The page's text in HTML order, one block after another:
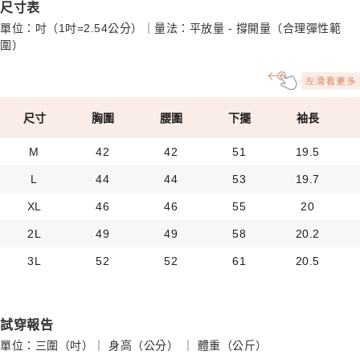
尺寸表
單位：吋（1吋=2.54公分）｜量法：平放量 - 撐開量（合理彈性範
圍）
尺寸 胸圍 腰圍 下擺 袖長
M 42 42 51 19.5
L 44 44 53 19.7
XL 46 46 55 20
2L 49 49 58 20.2
3L 52 52 61 20.5
試穿報告
單位：三圍（吋）｜ 身高（公分） ｜ 體重（公斤）